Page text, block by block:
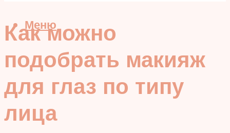
Меню
Как можно
подобрать макияж
для глаз по типу
лица